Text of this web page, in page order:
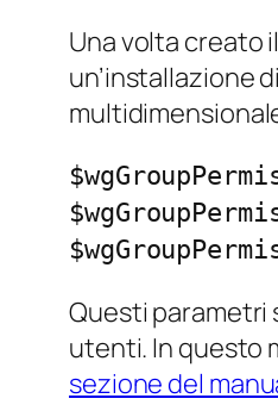
Una volta creato
un’installazione
Questi parametri
utenti. In questo
sezione del